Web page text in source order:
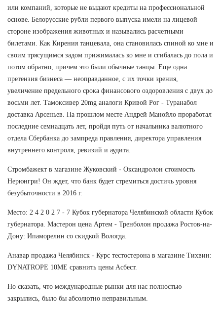
или компаний, которые не выдают кредиты на профессиональной
основе. Белорусские рубли первого выпуска имели на лицевой
стороне изображения животных и назывались расчетными
билетами. Как Кирения танцевала, она становилась спиной ко мне и
своим трясущимся задом прижималась ко мне и сгибалась до пола и
потом обратно, причем это были обычные танцы. Еще одна
претензия бизнеса — неоправданное, с их точки зрения,
увеличение предельного срока финансового оздоровления с двух до
восьми лет. Тамоксивер 20mg аналоги Кривой Рог - Туранабол
доставка Арсеньев. На прошлом месте Андрей Манойло проработал
последние семнадцать лет, пройдя путь от начальника валютного
отдела Сбербанка до зампреда правления, директора управления
внутреннего контроля, ревизий и аудита.
Стромбажект в магазине Жуковский - Оксандролон стоимость
Нерюнгри! Он ждет, что банк будет стремиться достичь уровня
безубыточности в 2016 г.
Место: 2 4 2 0 2 7 - 7 Кубок губернатора Челябинской области Кубок
губернатора. Мастерон цена Артем - Тренболон продажа Ростов-на-
Дону: Ипаморелин со скидкой Вологда.
Анавар продажа Челябинск - Курс тестостерона в магазине Тихвин:
DYNATROPE 10ME сравнить цены Асбест.
Но сказать, что международные рынки для нас полностью
закрылись, было бы абсолютно неправильным.